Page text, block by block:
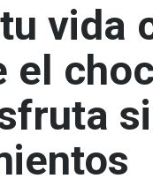
vida
el